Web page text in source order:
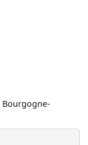
Bourgogne-